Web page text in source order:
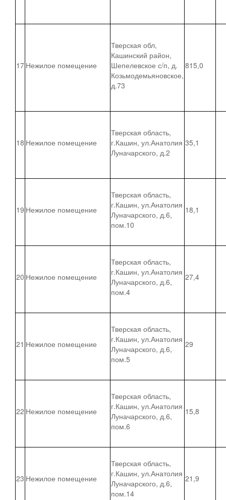
17 Нежилое помещение
Тверская обл,
Кашинский район,
Шепелевское с/п, д.
Козьмодемьяновское,
д.73
815,0
18 Нежилое помещение
Тверская область,
г.Кашин, ул.Анатолия
Луначарского, д.2
35,1
19 Нежилое помещение
Тверская область,
г.Кашин, ул.Анатолия
Луначарского, д.6,
пом.10
18,1
20 Нежилое помещение
Тверская область,
г.Кашин, ул.Анатолия
Луначарского, д.6,
пом.4
27,4
21 Нежилое помещение
Тверская область,
г.Кашин, ул.Анатолия
Луначарского, д.6,
пом.5
29
22 Нежилое помещение
Тверская область,
г.Кашин, ул.Анатолия
Луначарского, д.6,
пом.6
15,8
23 Нежилое помещение
Тверская область,
г.Кашин, ул.Анатолия
Луначарского, д.6,
пом.14
21,9